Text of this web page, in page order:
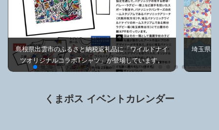
島根県出雲市のふるさと納税返礼品に「ワイルドナイ
ツオリジナルコラボTシャツ」が登場しています。
埼玉県で
くまポス イベントカレンダー